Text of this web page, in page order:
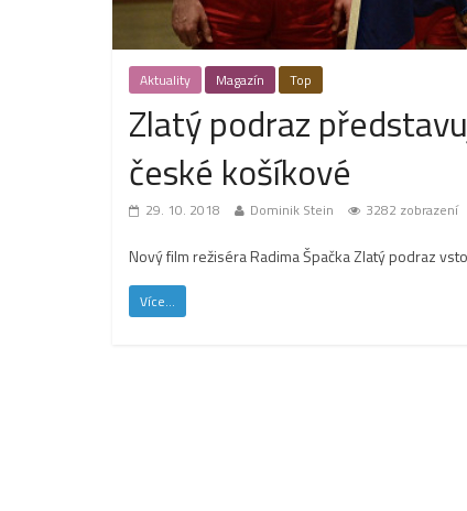
Aktuality Magazín Top
Zlatý podraz
české košíkové
29. 10. 2018 Dominik Stein 3282 zobrazení
Nový film režiséra Radima Špačka Zlatý podraz
Více...